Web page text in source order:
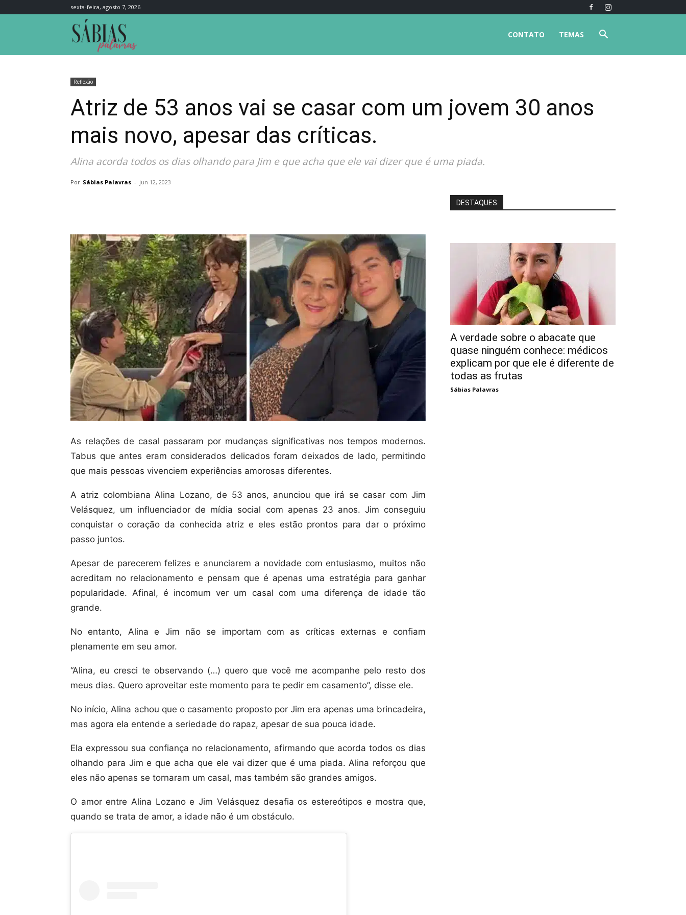
sexta-feira, agosto 7, 2026
TEMAS
CONTATO
Reflexão
Atriz de 53 anos vai se casar com um jovem 30 anos
mais novo, apesar das críticas.
Alina acorda todos os dias olhando para Jim e que acha que ele vai dizer que é uma piada.
Por Sábias Palavras - jun 12, 2023
As relações de casal passaram por mudanças significativas nos tempos modernos.
Tabus que antes eram considerados delicados foram deixados de lado, permitindo
que mais pessoas vivenciem experiências amorosas diferentes.
A atriz colombiana Alina Lozano, de 53 anos, anunciou que irá se casar com Jim
Velásquez, um influenciador de mídia social com apenas 23 anos. Jim conseguiu
conquistar o coração da conhecida atriz e eles estão prontos para dar o próximo
passo juntos.
Apesar de parecerem felizes e anunciarem a novidade com entusiasmo, muitos não
acreditam no relacionamento e pensam que é apenas uma estratégia para ganhar
popularidade. Afinal, é incomum ver um casal com uma diferença de idade tão
grande.
No entanto, Alina e Jim não se importam com as críticas externas e confiam
plenamente em seu amor.
“Alina, eu cresci te observando (…) quero que você me acompanhe pelo resto dos
meus dias. Quero aproveitar este momento para te pedir em casamento”, disse ele.
No início, Alina achou que o casamento proposto por Jim era apenas uma brincadeira,
mas agora ela entende a seriedade do rapaz, apesar de sua pouca idade.
Ela expressou sua confiança no relacionamento, afirmando que acorda todos os dias
olhando para Jim e que acha que ele vai dizer que é uma piada. Alina reforçou que
eles não apenas se tornaram um casal, mas também são grandes amigos.
O amor entre Alina Lozano e Jim Velásquez desafia os estereótipos e mostra que,
quando se trata de amor, a idade não é um obstáculo.
DESTAQUES
A verdade sobre o abacate que
quase ninguém conhece: médicos
explicam por que ele é diferente de
todas as frutas
Sábias Palavras